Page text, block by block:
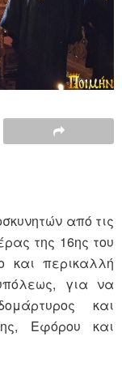
από τις
της 16ης του
και περικαλλή
για να
και
Εφόρου και